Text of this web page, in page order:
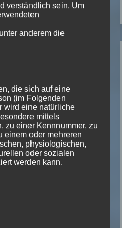
verständlich sein. Um
anderem die
die sich auf eine
(im Folgenden
wird eine natürliche
mittels
zu einer Kennnummer, zu
einem oder mehreren
physiologischen,
oder sozialen
werden kann.